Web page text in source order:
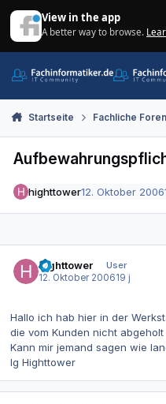
View in the app
A better way to browse.
Startseite Fachliche
highttower12. Oktober 2006
highttower
User
12. Oktober 200619 j
Hallo ich hab hier in der
die vom Kunden nicht abgeholt
Kann mir jemand sagen wie
lg Highttower